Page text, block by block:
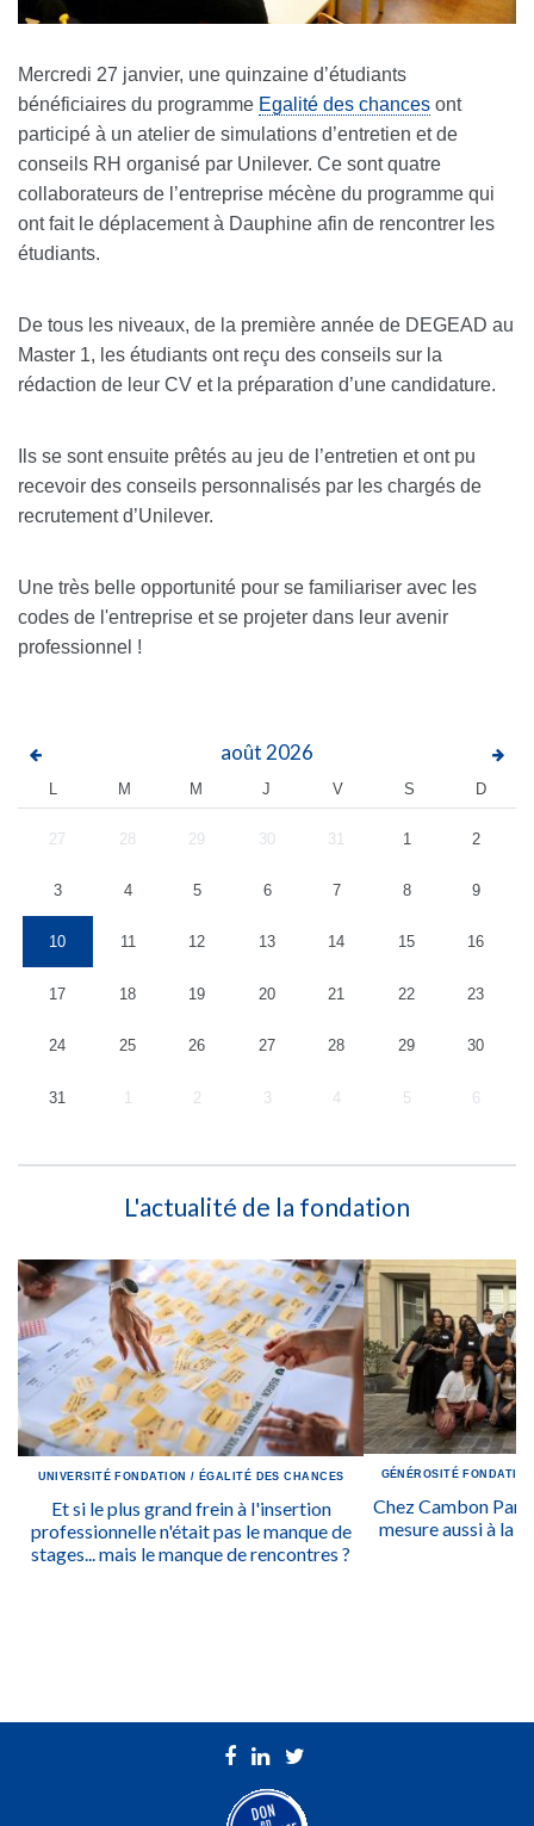
Mercredi 27 janvier, une quinzaine d’étudiants
bénéficiaires du programme Egalité des chances ont
participé à un atelier de simulations d’entretien et de
conseils RH organisé par Unilever. Ce sont quatre
collaborateurs de l’entreprise mécène du programme qui
ont fait le déplacement à Dauphine afin de rencontrer les
étudiants.
De tous les niveaux, de la première année de DEGEAD au
Master 1, les étudiants ont reçu des conseils sur la
rédaction de leur CV et la préparation d’une candidature.
Ils se sont ensuite prêtés au jeu de l’entretien et ont pu
recevoir des conseils personnalisés par les chargés de
recrutement d’Unilever.
Une très belle opportunité pour se familiariser avec les
codes de l'entreprise et se projeter dans leur avenir
professionnel !
août 2026
L M M J V S D
27 28 29 30 31 1 2
3 4 5 6 7 8 9
10 11 12 13 14 15 16
17 18 19 20 21 22 23
24 25 26 27 28 29 30
31 1 2 3 4 5 6
L'actualité de la fondation
UNIVERSITÉ FONDATION / ÉGALITÉ DES CHANCES
Et si le plus grand frein à l'insertion
professionnelle n'était pas le manque de
stages... mais le manque de rencontres ?
GÉNÉROSITÉ FONDATION
Chez Cambon
mesure aussi à la